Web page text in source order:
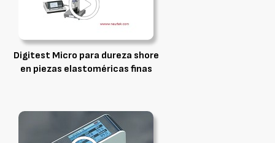
Digitest Micro para dureza shore
en piezas elastoméricas finas